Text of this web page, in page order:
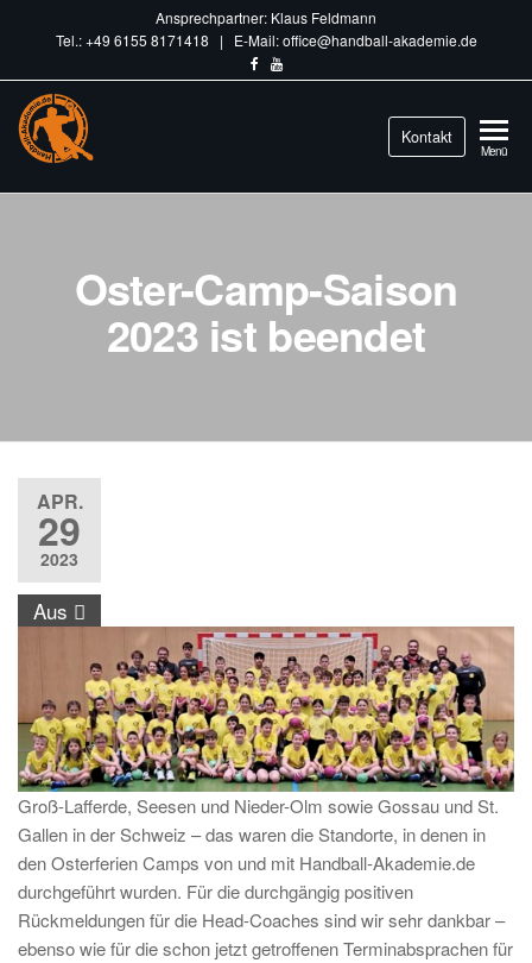
Ansprechpartner: Klaus Feldmann
Tel.: +49 6155 8171418 | E-Mail: office@handball-akademie.de
Akademie.de
Kontakt
Menü
Oster-Camp-Saison
2023 ist beendet
APR.
29
2023
Aus
Groß-Lafferde, Seesen und Nieder-Olm sowie Gossau und St.
Gallen in der Schweiz – das waren die Standorte, in denen in
den Osterferien Camps von und mit Handball-Akademie.de
durchgeführt wurden. Für die durchgängig positiven
Rückmeldungen für die Head-Coaches sind wir sehr dankbar –
ebenso wie für die schon jetzt getroffenen Terminabsprachen für